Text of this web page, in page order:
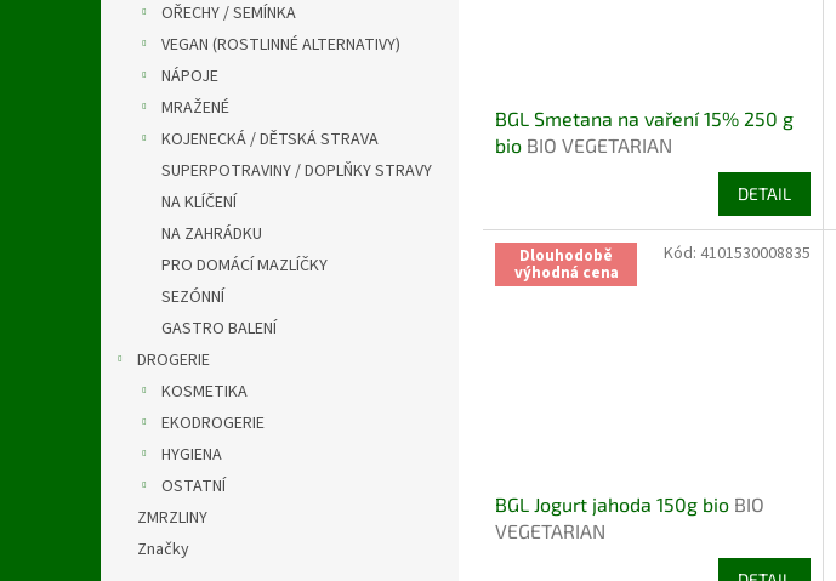
OŘECHY / SEMÍNKA
VEGAN (ROSTLINNÉ ALTERNATIVY)
NÁPOJE
MRAŽENÉ
KOJENECKÁ / DĚTSKÁ STRAVA
SUPERPOTRAVINY / DOPLŇKY STRAVY
NA KLÍČENÍ
NA ZAHRÁDKU
PRO DOMÁCÍ MAZLÍČKY
SEZÓNNÍ
GASTRO BALENÍ
DROGERIE
KOSMETIKA
EKODROGERIE
HYGIENA
OSTATNÍ
ZMRZLINY
Značky
BGL Smetana na vaření 15% 250 g
bio BIO VEGETARIAN
DETAIL
Dlouhodobě
výhodná cena
BGL Jogurt jahoda 150g bio BIO
VEGETARIAN
Kód: 4101530008835